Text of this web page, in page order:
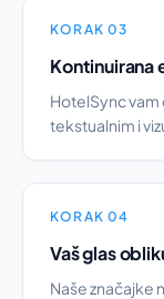
KORAK 03
Kontinuirana
HotelSync
tekstualnim i
KORAK 04
Vaš glas
Naše značajke